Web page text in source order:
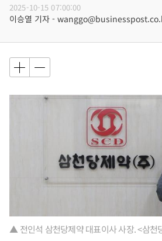
2025-10-15 07:00:00
이승열 기자 -
▲ 전인석 삼천당제약 대표이사 사장. <삼천